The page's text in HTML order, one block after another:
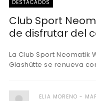
DESTACADOS
Club Sport
de disfrutar del
La Club Sport Neomatik
Glashütte se renueva
ELIA MORENO